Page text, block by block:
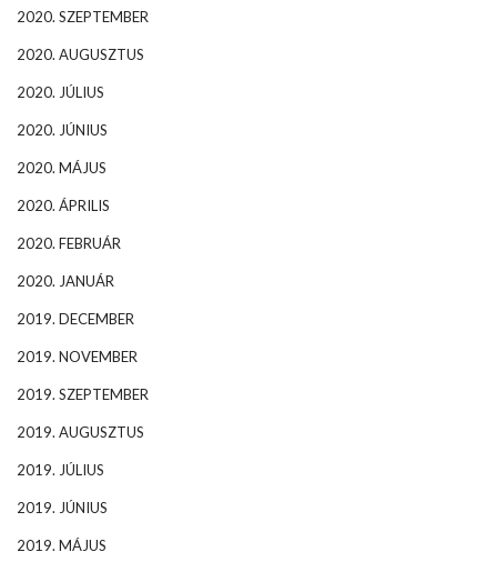
2020. SZEPTEMBER
2020. AUGUSZTUS
2020. JÚLIUS
2020. JÚNIUS
2020. MÁJUS
2020. ÁPRILIS
2020. FEBRUÁR
2020. JANUÁR
2019. DECEMBER
2019. NOVEMBER
2019. SZEPTEMBER
2019. AUGUSZTUS
2019. JÚLIUS
2019. JÚNIUS
2019. MÁJUS